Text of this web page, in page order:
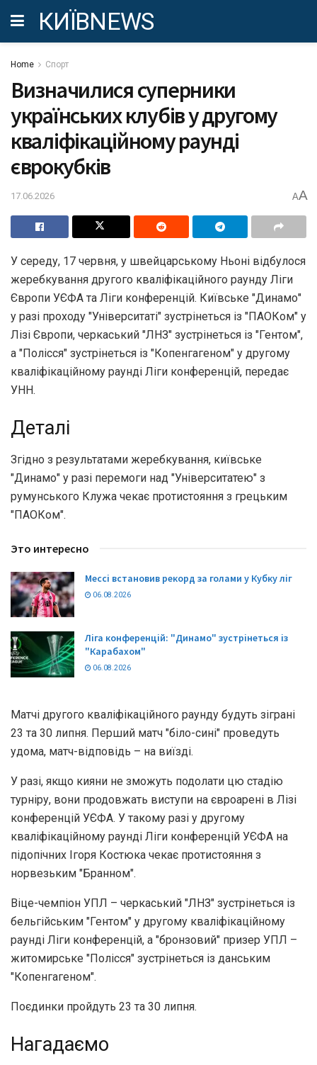
КИЇВNEWS
Home Спорт
Визначилися суперники
українських клубів у другому
кваліфікаційному раунді
єврокубків
17.06.2026 AA
У середу, 17 червня, у швейцарському Ньоні відбулося
жеребкування другого кваліфікаційного раунду Ліги
Європи УЄФА та Ліги конференцій. Київське "Динамо"
у разі проходу "Університаті" зустрінеться із "ПАОКом" у
Лізі Європи, черкаський "ЛНЗ" зустрінеться із "Гентом",
а "Полісся" зустрінеться із "Копенгагеном" у другому
кваліфікаційному раунді Ліги конференцій, передає
УНН.
Деталі
Згідно з результатами жеребкування, київське
"Динамо" у разі перемоги над "Університатею" з
румунського Клужа чекає протистояння з грецьким
"ПАОКом".
Это интересно
Мессі встановив рекорд за голами у Кубку ліг
06.08.2026
Ліга конференцій: "Динамо" зустрінеться із
"Карабахом"
06.08.2026
Матчі другого кваліфікаційного раунду будуть зіграні
23 та 30 липня. Перший матч "біло-сині" проведуть
удома, матч-відповідь – на виїзді.
У разі, якщо кияни не зможуть подолати цю стадію
турніру, вони продовжать виступи на євроарені в Лізі
конференцій УЄФА. У такому разі у другому
кваліфікаційному раунді Ліги конференцій УЄФА на
підопічних Ігоря Костюка чекає протистояння з
норвезьким "Бранном".
Віце-чемпіон УПЛ – черкаський "ЛНЗ" зустрінеться із
бельгійським "Гентом" у другому кваліфікаційному
раунді Ліги конференцій, а "бронзовий" призер УПЛ –
житомирське "Полісся" зустрінеться із данським
"Копенгагеном".
Поєдинки пройдуть 23 та 30 липня.
Нагадаємо